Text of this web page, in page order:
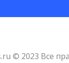
© 2023 Все